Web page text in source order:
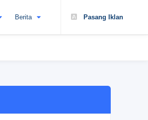
Pasang Iklan
Berita